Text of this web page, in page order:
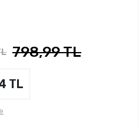
798,99 TL
TL